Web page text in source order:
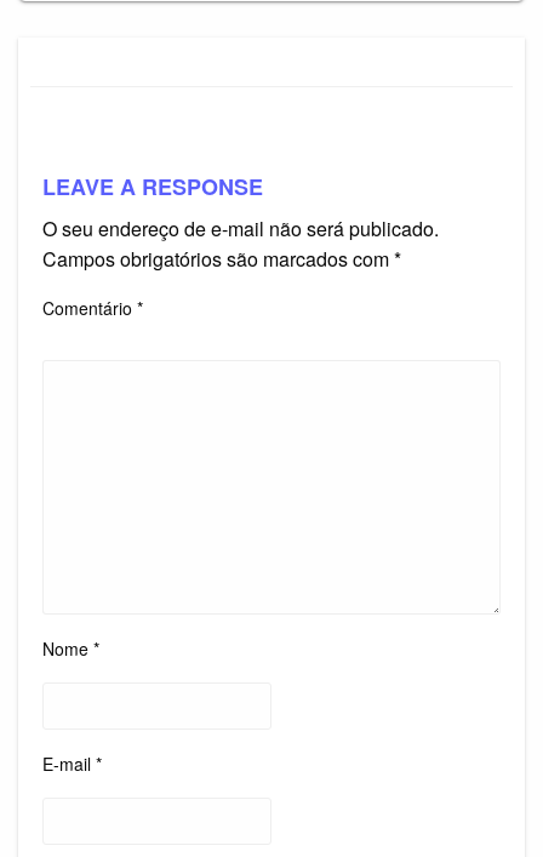
LEAVE A RESPONSE
O seu endereço de e-mail não será publicado.
Campos obrigatórios são marcados com*
Comentário *
Nome *
E-mail *